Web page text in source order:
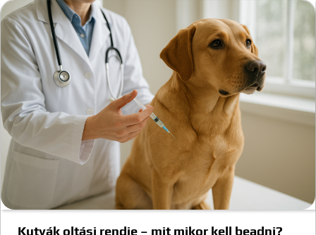
Kutyák oltási rendje – mit mikor kell beadni?